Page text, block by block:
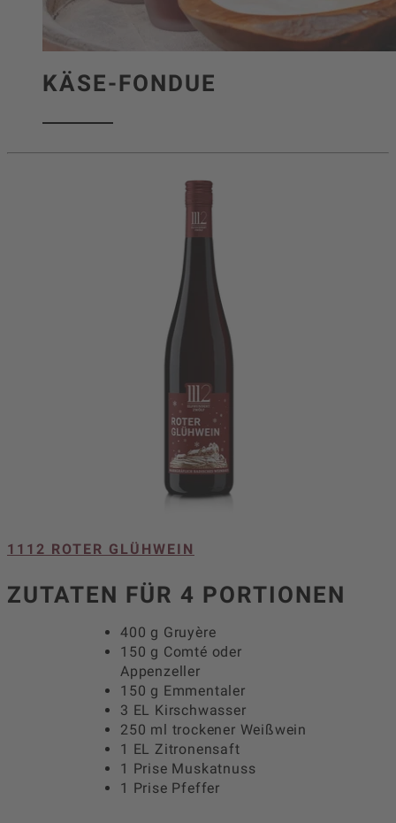
KÄSE-FONDUE
1112 ROTER GLÜHWEIN
ZUTATEN FÜR 4 PORTIONEN
400 g Gruyère
150 g Comté oder
Appenzeller
150 g Emmentaler
3 EL Kirschwasser
250 ml trockener Weißwein
1 EL Zitronensaft
1 Prise Muskatnuss
1 Prise Pfeffer